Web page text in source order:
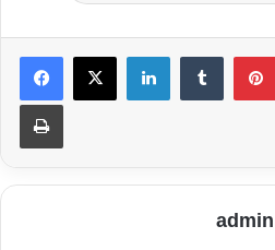
LinkedIn
Drucken
admin